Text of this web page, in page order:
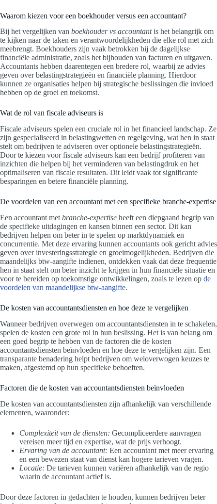
Waarom kiezen voor een boekhouder versus een accountant?
Bij het vergelijken van boekhouder vs accountantis het belangrijk om
te kijken naar de taken en verantwoordelijkheden die elke rol met zich
meebrengt. Boekhouders zijn vaak betrokken bij de dagelijkse
financiële administratie, zoals het bijhouden van facturen en uitgaven.
Accountants hebben daarentegen een bredere rol, waarbij ze advies
geven over belastingstrategieën en financiële planning. Hierdoor
kunnen ze organisaties helpen bij strategische beslissingen die invloed
hebben op de groei en toekomst.
Wat de rol van fiscale adviseurs is
Fiscale adviseurs spelen een cruciale rol in het financieel landschap. Ze
zijn gespecialiseerd in belastingwetten en regelgeving, wat hen in staat
stelt om bedrijven te adviseren over optionele belastingstrategieën.
Door te kiezen voor fiscale adviseurs kan een bedrijf profiteren van
inzichten die helpen bij het verminderen van belastingdruk en het
optimaliseren van fiscale resultaten. Dit leidt vaak tot significante
besparingen en betere financiële planning.
De voordelen van een accountant met een specifieke branche-expertise
Een accountant met branche-expertise heeft een diepgaand begrip van
de specifieke uitdagingen en kansen binnen een sector. Dit kan
bedrijven helpen om beter in te spelen op marktdynamiek en
concurrentie. Met deze ervaring kunnen accountants ook gericht advies
geven over investeringsstrategie en groeimogelijkheden. Bedrijven die
maandelijks btw-aangifte indienen, ontdekken vaak dat deze frequentie
hen in staat stelt om beter inzicht te krijgen in hun financiële situatie en
voor te bereiden op toekomstige ontwikkelingen, zoals te lezen op de
voordelen van maandelijkse btw-aangifte.
De kosten van accountantsdiensten en hoe deze te vergelijken
Wanneer bedrijven overwegen om accountantsdiensten in te schakelen,
spelen de kosten een grote rol in hun beslissing. Het is van belang om
een goed begrip te hebben van de factoren die de kosten
accountantsdiensten beïnvloeden en hoe deze te vergelijken zijn. Een
transparante benadering helpt bedrijven om weloverwogen keuzes te
maken, afgestemd op hun specifieke behoeften.
Factoren die de kosten van accountantsdiensten beïnvloeden
De kosten van accountantsdiensten zijn afhankelijk van verschillende
elementen, waaronder:
Complexiteit van de diensten: Gecompliceerdere aanvragen
vereisen meer tijd en expertise, wat de prijs verhoogt.
Ervaring van de accountant: Een accountant met meer ervaring
en een bewezen staat van dienst kan hogere tarieven vragen.
Locatie: De tarieven kunnen variëren afhankelijk van de regio
waarin de accountant actief is.
Door deze factoren in gedachten te houden, kunnen bedrijven beter